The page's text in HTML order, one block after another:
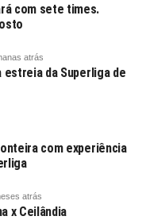
com sete times.
atrás
estreia da Superliga de
com experiência
atrás
x Ceilândia